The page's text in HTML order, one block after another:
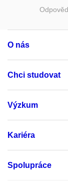
O nás
Chci studovat
Výzkum
Kariéra
Spolupráce